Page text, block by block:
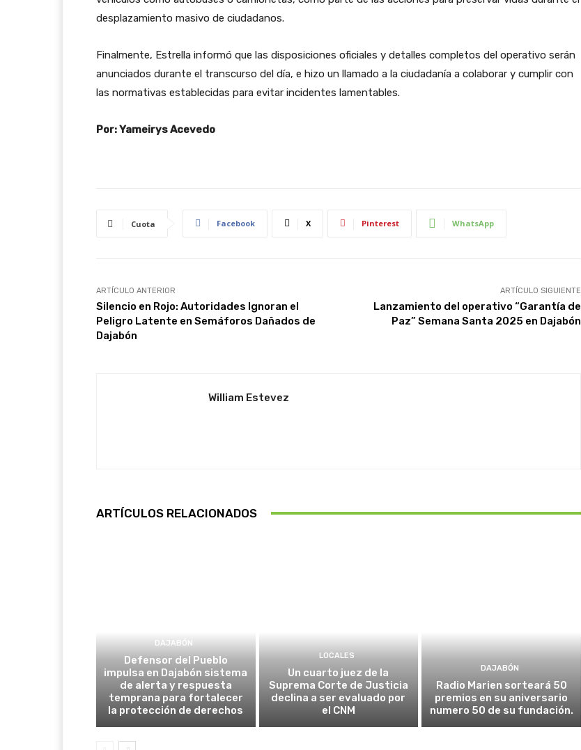
desplazamiento masivo de ciudadanos.
Finalmente, Estrella informó que las disposiciones oficiales y detalles completos del operativo serán
anunciados durante el transcurso del día, e hizo un llamado a la ciudadanía a colaborar y cumplir con
las normativas establecidas para evitar incidentes lamentables.
Por: Yameirys Acevedo
Cuota Facebook X Pinterest WhatsApp
ARTÍCULO ANTERIOR
Silencio en Rojo: Autoridades Ignoran el
Peligro Latente en Semáforos Dañados de
Dajabón
ARTÍCULO SIGUIENTE
Lanzamiento del operativo “Garantía de
Paz” Semana Santa 2025 en Dajabón
William Estevez
ARTÍCULOS RELACIONADOS
DAJABÓN
Defensor del Pueblo
impulsa en Dajabón sistema
de alerta y respuesta
temprana para fortalecer
la protección de derechos
LOCALES
Un cuarto juez de la
Suprema Corte de Justicia
declina a ser evaluado por
el CNM
DAJABÓN
Radio Marien sorteará 50
premios en su aniversario
numero 50 de su fundación.